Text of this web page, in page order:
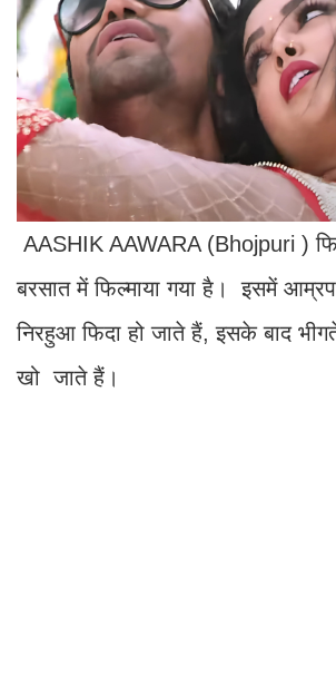
AASHIK AAWARA (Bhojpuri )
बरसात में फिल्माया गया है। इसमें
निरहुआ फिदा हो जाते हैं, इसके बाद
खो जाते हैं।